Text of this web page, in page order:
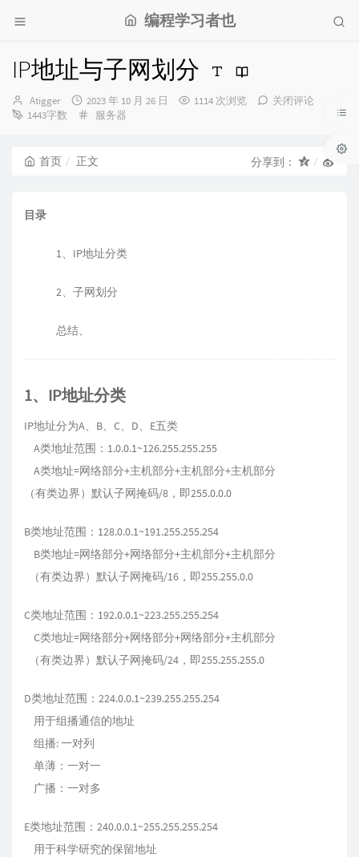
编程学习者也
IP地址与子网划分
博
主：
Atigger
发
布
2023 年 10 月 26 日 1114 次浏览
关闭评论
1443字数
分
服务器
首页 正文 分享到：
目录
1、IP地址分类
2、子网划分
总结、
1、IP地址分类
IP地址分为A、B、C、D、E五类
A类地址范围：1.0.0.1~126.255.255.255
A类地址=网络部分+主机部分+主机部分+主机部分
（有类边界）默认子网掩码/8，即255.0.0.0
B类地址范围：128.0.0.1~191.255.255.254
B类地址=网络部分+网络部分+主机部分+主机部分
（有类边界）默认子网掩码/16，即255.255.0.0
C类地址范围：192.0.0.1~223.255.255.254
C类地址=网络部分+网络部分+网络部分+主机部分
（有类边界）默认子网掩码/24，即255.255.255.0
D类地址范围：224.0.0.1~239.255.255.254
用于组播通信的地址
组播: 一对列
单薄：一对一
广播：一对多
E类地址范围：240.0.0.1~255.255.255.254
用于科学研究的保留地址